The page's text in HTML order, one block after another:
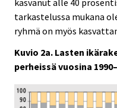
tarkastelussa mukana
ryhmä on myös
Kuvio 2a. Lasten
perheissä vuosina